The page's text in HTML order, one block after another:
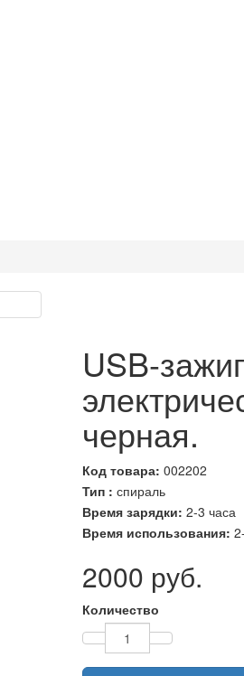
USB-
черная.
Код товара: 002202
Тип : спираль
Время зарядки: 2-3 часа
Время использования:
2000 руб.
Количество